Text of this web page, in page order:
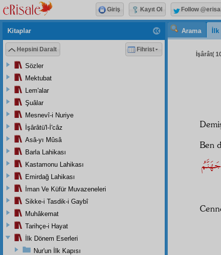
Arama
İşârât(
Ben
Kitaplar
Hepsini Daralt Fihrist
Sözler
Mektubat
Lem'alar
Şuâlar
Mesnevî-i Nuriye
İşârâtü'l-İ'câz
Asâ-yı Mûsâ
Barla Lahikası
Kastamonu Lahikası
Emirdağ Lahikası
İman Ve Küfür Muvazeneleri
Sikke-i Tasdik-i Gaybî
Muhâkemat
Tarihçe-i Hayat
İlk Dönem Eserleri
Nur'un İlk Kapısı
Giriş Kayıt Ol Follow